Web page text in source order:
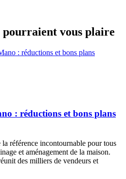
pourraient vous plaire
: réductions et bons plans
référence incontournable pour tous
et aménagement de la maison.
des milliers de vendeurs et